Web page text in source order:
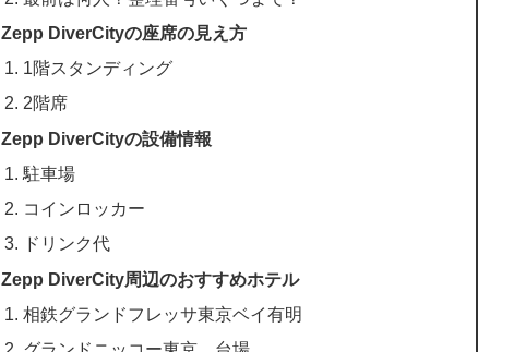
Zepp DiverCityの座席の見え方
1階スタンディング
2階席
Zepp DiverCityの設備情報
駐車場
コインロッカー
ドリンク代
Zepp DiverCity周辺のおすすめホテル
相鉄グランドフレッサ東京ベイ有明